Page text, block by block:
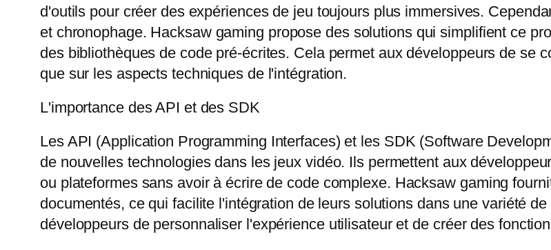
d'outils pour créer des expériences de jeu toujours plus immersives.
et chronophage. Hacksaw gaming propose des solutions qui simplifient ce
des bibliothèques de code pré-écrites. Cela permet aux développeurs de se
que sur les aspects techniques de l'intégration.
L'importance des API et des SDK
Les API (Application Programming Interfaces) et les SDK (Software
de nouvelles technologies dans les jeux vidéo. Ils permettent aux
ou plateformes sans avoir à écrire de code complexe. Hacksaw gaming
documentés, ce qui facilite l'intégration de leurs solutions dans une variété
développeurs de personnaliser l'expérience utilisateur et de créer des